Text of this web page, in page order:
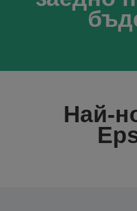
Най-